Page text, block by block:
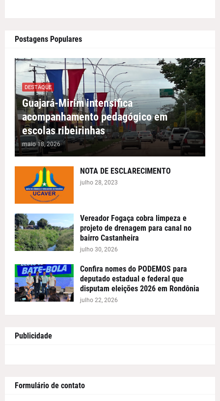
Postagens Populares
DESTAQUE
Guajará-Mirim intensifica
acompanhamento pedagógico em
escolas ribeirinhas
maio 18, 2026
NOTA DE ESCLARECIMENTO
julho 28, 2023
Vereador Fogaça cobra limpeza e
projeto de drenagem para canal no
bairro Castanheira
julho 30, 2026
Confira nomes do PODEMOS para
deputado estadual e federal que
disputam eleições 2026 em Rondônia
julho 22, 2026
Publicidade
Formulário de contato